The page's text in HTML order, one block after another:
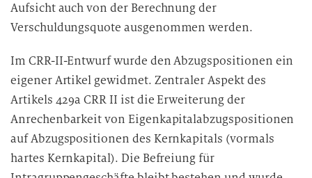
Aufsicht auch von der Berechnung der
Verschuldungsquote ausgenommen werden.
Im CRR-II-Entwurf wurde den Abzugspositionen ein
eigener Artikel gewidmet. Zentraler Aspekt des
Artikels 429a CRR II ist die Erweiterung der
Anrechenbarkeit von Eigenkapitalabzugspositionen
auf Abzugspositionen des Kernkapitals (vormals
hartes Kernkapital). Die Befreiung für